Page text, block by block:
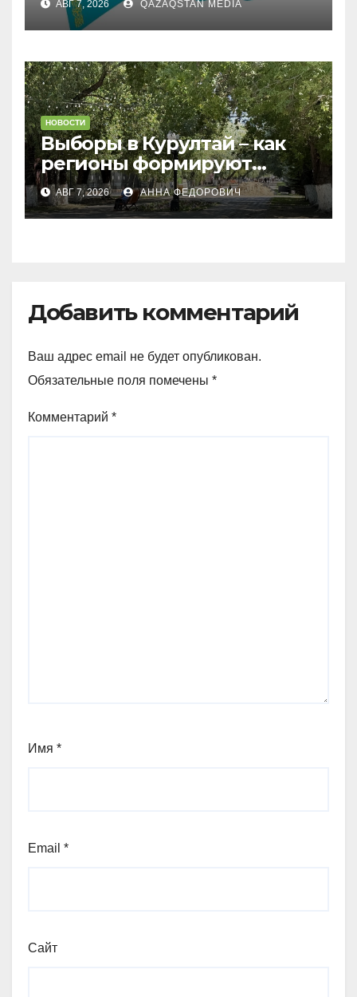
АВГ 7, 2026 QAZAQSTAN MEDIA
НОВОСТИ
Выборы в Курултай – как
регионы формируют
политическую повестку
АВГ 7, 2026 АННА ФЕДОРОВИЧ
Добавить комментарий
Ваш адрес email не будет опубликован.
Обязательные поля помечены *
Комментарий *
Имя *
Email *
Сайт